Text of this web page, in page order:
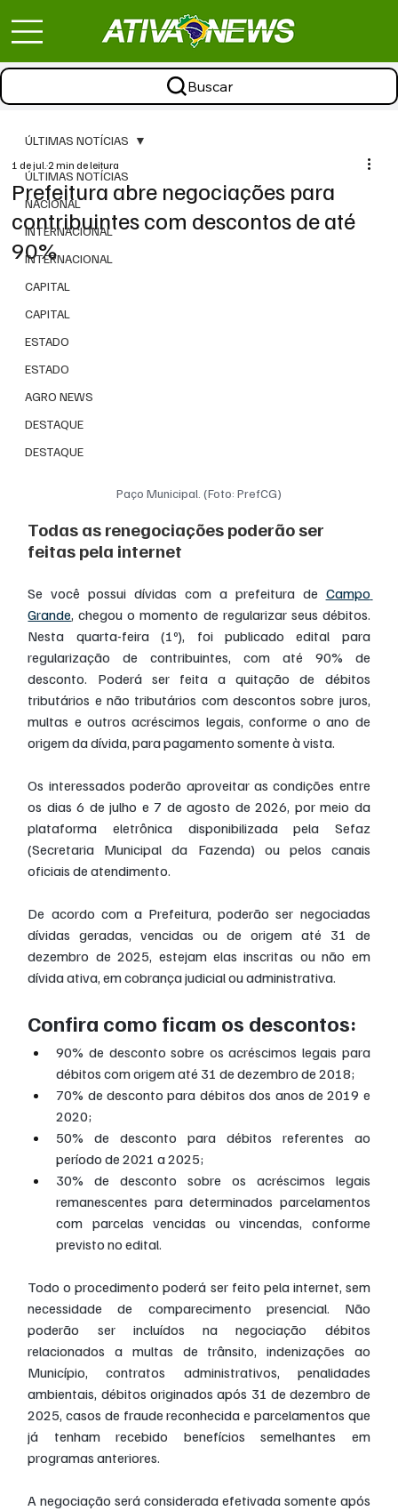
Buscar
ÚLTIMAS NOTÍCIAS
NACIONAL
INTERNACIONAL
INTERNACIONAL
CAPITAL
CAPITAL
ESTADO
ESTADO
AGRO NEWS
DESTAQUE
DESTAQUE
ÚLTIMAS NOTÍCIAS
Prefeitura abre negociações para
contribuintes com descontos de até
90%
1 de jul.2 min de leitura
Paço Municipal. (Foto: PrefCG)
Todas as renegociações poderão ser
feitas pela internet
Se você possui dívidas com a prefeitura de Campo
Grande, chegou o momento de regularizar seus débitos.
Nesta quarta-feira (1º), foi publicado edital para
regularização de contribuintes, com até 90% de
desconto. Poderá ser feita a quitação de débitos
tributários e não tributários com descontos sobre juros,
multas e outros acréscimos legais, conforme o ano de
origem da dívida, para pagamento somente à vista.
Os interessados poderão aproveitar as condições entre
os dias 6 de julho e 7 de agosto de 2026, por meio da
plataforma eletrônica disponibilizada pela Sefaz
(Secretaria Municipal da Fazenda) ou pelos canais
oficiais de atendimento.
De acordo com a Prefeitura, poderão ser negociadas
dívidas geradas, vencidas ou de origem até 31 de
dezembro de 2025, estejam elas inscritas ou não em
dívida ativa, em cobrança judicial ou administrativa.
Confira como ficam os descontos:
90% de desconto sobre os acréscimos legais para
débitos com origem até 31 de dezembro de 2018;
70% de desconto para débitos dos anos de 2019 e
2020;
50% de desconto para débitos referentes ao
período de 2021 a 2025;
30% de desconto sobre os acréscimos legais
remanescentes para determinados parcelamentos
com parcelas vencidas ou vincendas, conforme
previsto no edital.
Todo o procedimento poderá ser feito pela internet, sem
necessidade de comparecimento presencial. Não
poderão ser incluídos na negociação débitos
relacionados a multas de trânsito, indenizações ao
Município, contratos administrativos, penalidades
ambientais, débitos originados após 31 de dezembro de
2025, casos de fraude reconhecida e parcelamentos que
já tenham recebido benefícios semelhantes em
programas anteriores.
A negociação será considerada efetivada somente após